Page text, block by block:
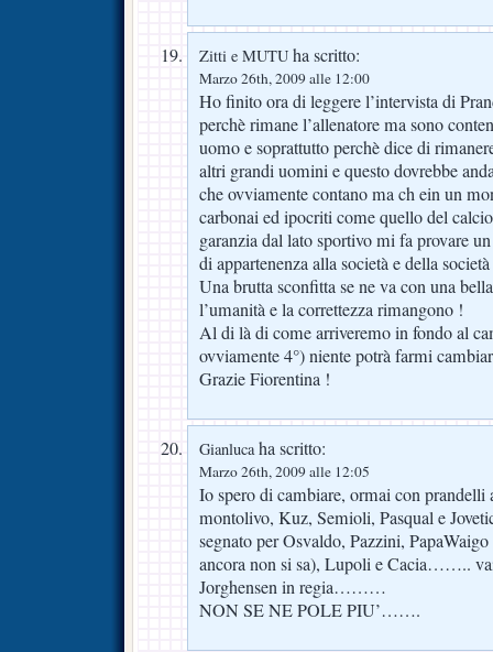
Zitti e MUTU ha scritto:
Marzo 26th, 2009 alle 12:00
Ho finito ora di leggere l’intervista di
perchè rimane l’allenatore ma sono
uomo e soprattutto perchè dice di
altri grandi uomini e questo dovrebbe
che ovviamente contano ma ch ein un
carbonai ed ipocriti come quello del
garanzia dal lato sportivo mi fa provare
di appartenenza alla società e della
Una brutta sconfitta se ne va con una
l’umanità e la correttezza rimangono !
Al di là di come arriveremo in fondo al
ovviamente 4°) niente potrà farmi
Grazie Fiorentina !
Gianlucaha scritto:
Marzo 26th, 2009 alle 12:05
Io spero di cambiare, ormai con
montolivo, Kuz, Semioli, Pasqual e
segnato per Osvaldo, Pazzini,
ancora non si sa), Lupoli e Cacia……..
Jorghensen in regia………
NON SE NE POLE PIU’…….